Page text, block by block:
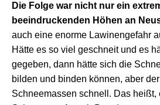
Die Folge war nicht nur ein
beeindruckenden Höhen an
auch eine enorme Lawinengefahr
Hätte es so viel geschneit und es
gegeben, dann hätte sich die
bilden und binden können, aber
Schneemassen schnell. Das heißt,